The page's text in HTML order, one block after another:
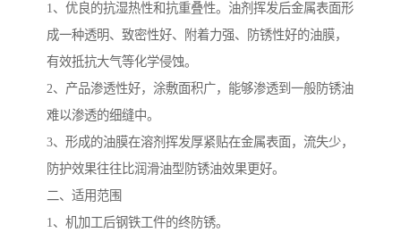
1、优良的抗湿热性和抗重叠性。油剂挥发后金属表面形
成一种透明、致密性好、附着力强、防锈性好的油膜，
有效抵抗大气等化学侵蚀。
2、产品渗透性好，涂敷面积广，能够渗透到一般防锈油
难以渗透的细缝中。
3、形成的油膜在溶剂挥发厚紧贴在金属表面，流失少，
防护效果往往比润滑油型防锈油效果更好。
二、适用范围
1、机加工后钢铁工件的终防锈。